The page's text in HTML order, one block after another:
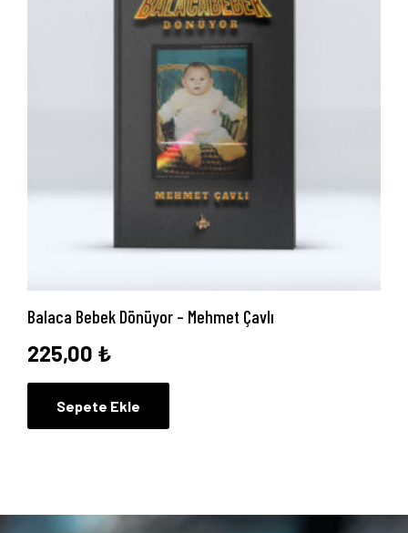
Balaca Bebek Dönüyor – Mehmet Çavlı
225,00 ₺
Sepete Ekle